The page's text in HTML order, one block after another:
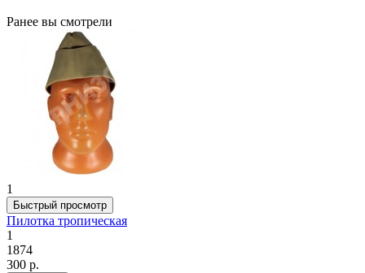
Ранее вы смотрели
1
Быстрый просмотр
Пилотка тропическая
1
1874
300 р.